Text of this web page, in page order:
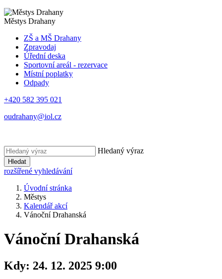
Městys Drahany
ZŠ a MŠ Drahany
Zpravodaj
Úřední deska
Sportovní areál - rezervace
Místní poplatky
Odpady
+420 582 395 021
oudrahany@iol.cz
Hledaný výraz
Hledat
rozšířené vyhledávání
Úvodní stránka
Městys
Kalendář akcí
Vánoční Drahanská
Vánoční Drahanská
Kdy: 24. 12. 2025 9:00